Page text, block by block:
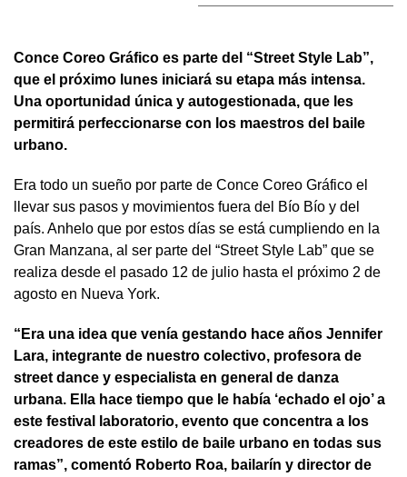
Conce Coreo Gráfico es parte del “Street Style Lab”,
que el próximo lunes iniciará su etapa más intensa.
Una oportunidad única y autogestionada, que les
permitirá perfeccionarse con los maestros del baile
urbano.
Era todo un sueño por parte de Conce Coreo Gráfico el
llevar sus pasos y movimientos fuera del Bío Bío y del
país. Anhelo que por estos días se está cumpliendo en la
Gran Manzana, al ser parte del “Street Style Lab” que se
realiza desde el pasado 12 de julio hasta el próximo 2 de
agosto en Nueva York.
“Era una idea que venía gestando hace años Jennifer
Lara, integrante de nuestro colectivo, profesora de
street dance y especialista en general de danza
urbana. Ella hace tiempo que le había ‘echado el ojo’ a
este festival laboratorio, evento que concentra a los
creadores de este estilo de baile urbano en todas sus
ramas”, comentó Roberto Roa, bailarín y director de